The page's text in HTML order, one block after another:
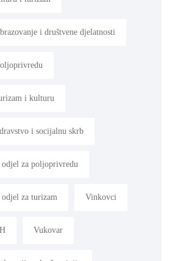
i društvene djelatnosti
i kulturu
i socijalnu skrb
za poljoprivredu
za turizam Vinkovci
Vukovar